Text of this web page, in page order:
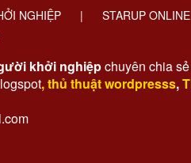
NGHIỆP | STARUP ONLINE
khởi nghiệpchuyên chia
,thủ thuật wordpresss,